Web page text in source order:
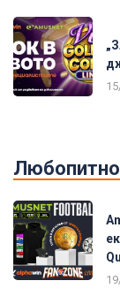
Любопитно